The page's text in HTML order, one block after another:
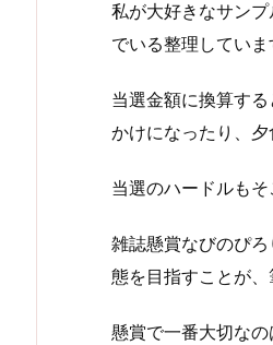
私が大好きなサン
でいる整理していま
当選金額に換算す
かけになったり、
当選のハードルも
雑誌懸賞なびのぴ
態を目指すことが、
懸賞で一番大切な